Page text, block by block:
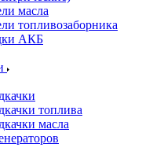
масла
топливозаборника
АКБ
топлива
масла